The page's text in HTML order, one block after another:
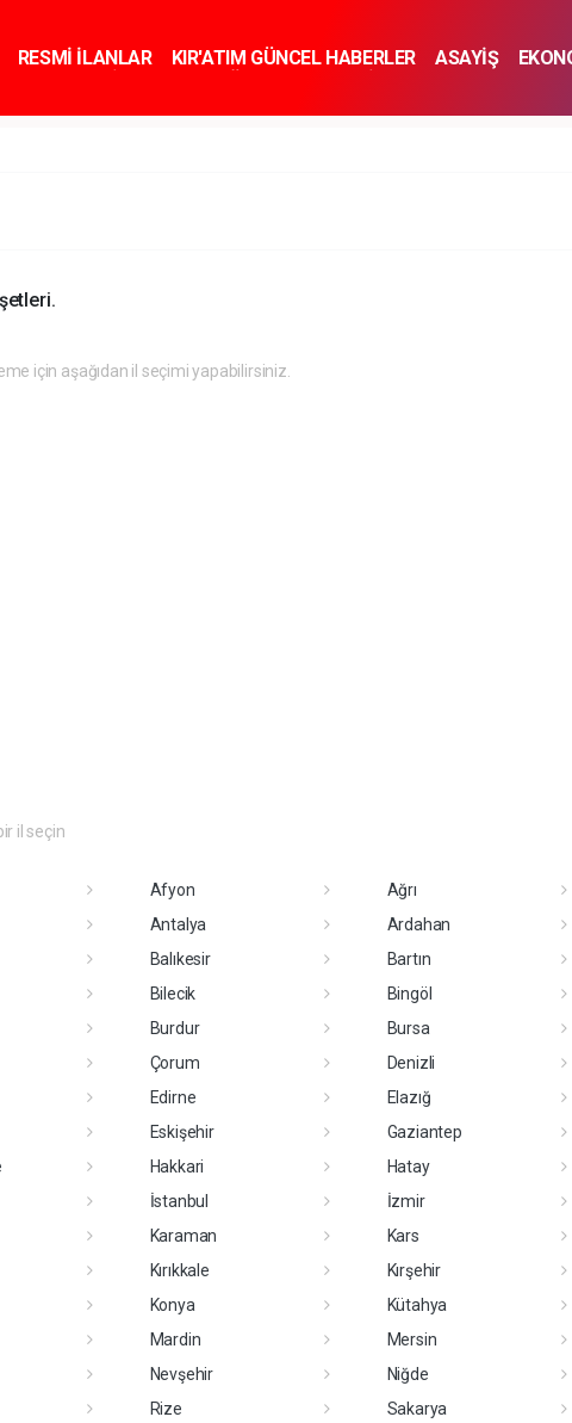
RESMİ İLANLAR KIR'ATIM GÜNCEL HABERLER ASAYİŞ
için aşağıdan il seçimi yapabilirsiniz.
il seçin
Afyon
Ağrı
Antalya
Ardahan
Balıkesir
Bartın
Bilecik
Bingöl
Burdur
Bursa
Çorum
Denizli
Edirne
Elazığ
Eskişehir
Gaziantep
Hakkari
Hatay
İstanbul
İzmir
Karaman
Kars
Kırıkkale
Kırşehir
Konya
Kütahya
Mardin
Mersin
Nevşehir
Niğde
Rize
Sakarya